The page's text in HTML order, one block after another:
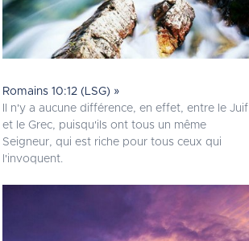
Romains 10:12 (LSG) »
Il n'y a aucune différence, en effet, entre le Juif
et le Grec, puisqu'ils ont tous un même
Seigneur, qui est riche pour tous ceux qui
l'invoquent.